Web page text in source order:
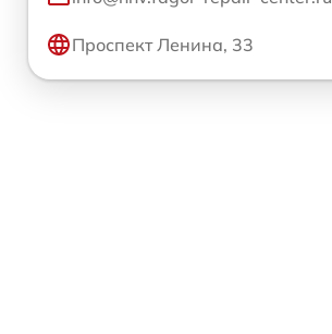
Проспект Ленина, 33